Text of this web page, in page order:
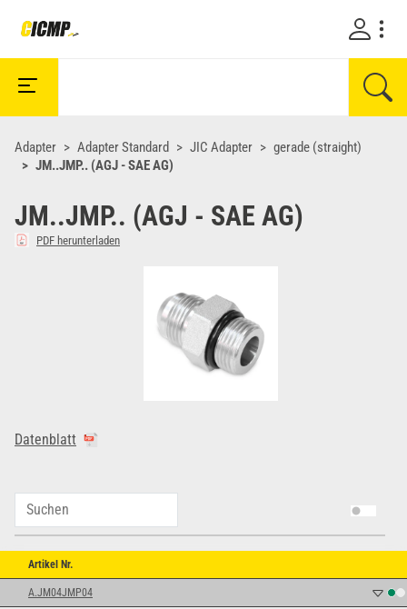
Adapter Adapter Standard JIC Adapter
gerade (straight)
JM..JMP.. (AGJ - SAE AG)
JM..JMP.. (AGJ - SAE AG)
PDF herunterladen
Datenblatt
Artikel Nr.
A.JM04JMP04